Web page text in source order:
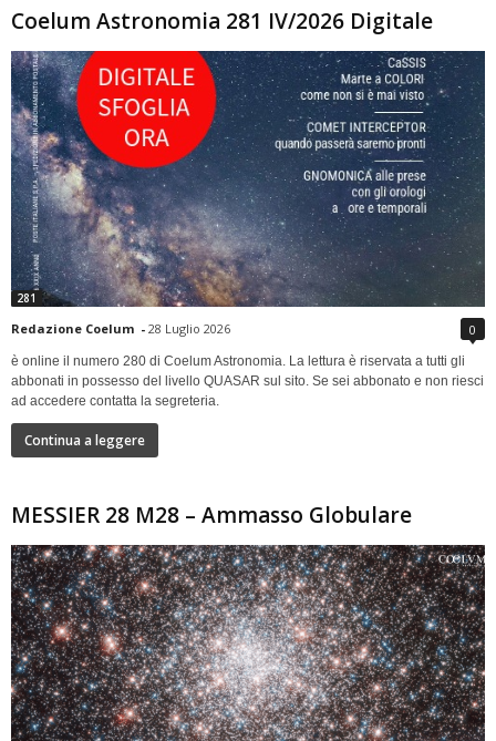
Coelum Astronomia 281 IV/2026 Digitale
281
Redazione Coelum - 28 Luglio 2026 0
è online il numero 280 di Coelum Astronomia. La lettura è riservata a tutti gli
abbonati in possesso del livello QUASAR sul sito. Se sei abbonato e non riesci
ad accedere contatta la segreteria.
Continua a leggere
MESSIER 28 M28 – Ammasso Globulare